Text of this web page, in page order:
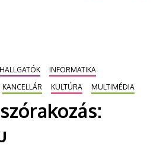
HALLGATÓK
INFORMATIKA
KANCELLÁR KULTÚRA MULTIMÉDIA